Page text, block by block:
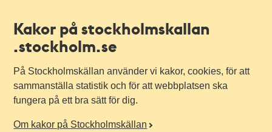
Kakor på stockholmskallan
.stockholm.se
På Stockholmskällan använder vi kakor, cookies, för att
sammanställa statistik och för att webbplatsen ska
fungera på ett bra sätt för dig.
Om kakor på Stockholmskällan